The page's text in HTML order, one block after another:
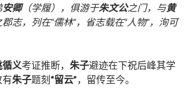
安卿（学履），俱游于朱文公之门，与黄
志，列在“儒林”，省志载在“人物”，洵可
循义考证推断， 朱子避迹在下祝后峰其学
有朱子题刻“留云”，留传至今。